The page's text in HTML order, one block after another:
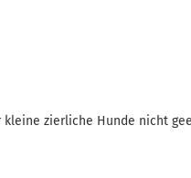
zierliche Hunde nicht